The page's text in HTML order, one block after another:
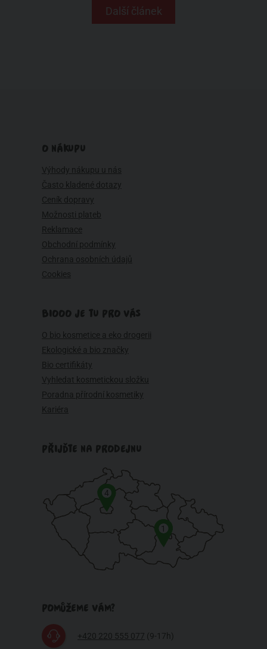
Další článek
O NÁKUPU
Výhody nákupu u nás
Často kladené dotazy
Ceník dopravy
Možnosti plateb
Reklamace
Obchodní podmínky
Ochrana osobních údajů
Cookies
BIOOO JE TU PRO VÁS
O bio kosmetice a eko drogerii
Ekologické a bio značky
Bio certifikáty
Vyhledat kosmetickou složku
Poradna přírodní kosmetiky
Kariéra
PŘIJĎTE NA PRODEJNU
1
4
POMŮŽEME VÁM?
+420 220 555 077 (9-17h)